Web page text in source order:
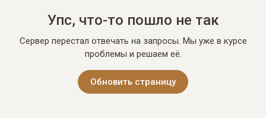
Упс, что-то пошло не так
Сервер перестал отвечать на запросы. Мы уже в курсе
проблемы и решаем её.
Обновить страницу